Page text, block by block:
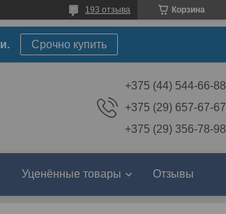
Корзина
193 отзыва
Срочно купить
+375 (44) 544-66-88
+375 (29) 657-67-67
+375 (29) 356-78-98
Уценённые товары Отзывы